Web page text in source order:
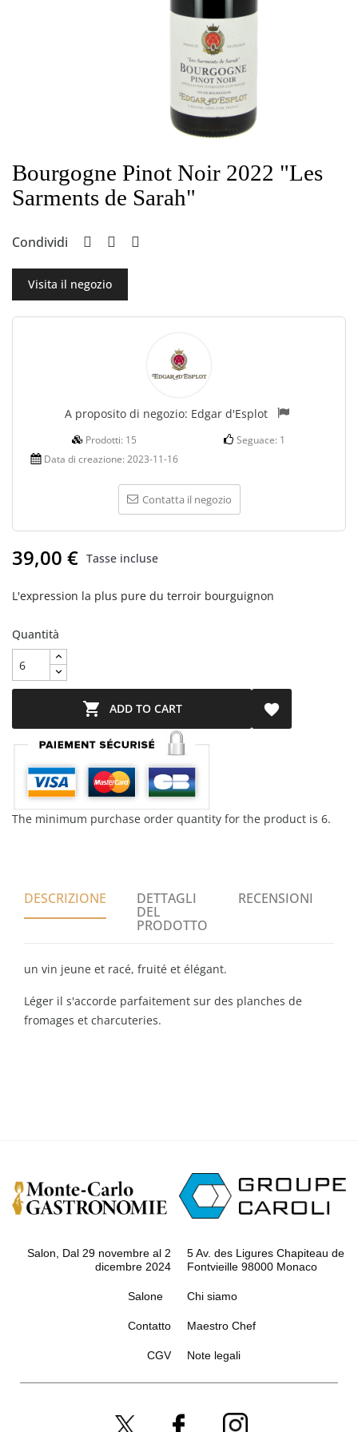
Bourgogne Pinot Noir 2022 "Les
Sarments de Sarah"
Condividi
Visita il negozio
A proposito di negozio: Edgar d'Esplot
Prodotti: 15 Seguace: 1
Data di creazione: 2023-11-16
Contatta il negozio
39,00 € Tasse incluse
L'expression la plus pure du terroir bourguignon
Quantità
 ADD TO CART 
The minimum purchase order quantity for the product is 6.
DESCRIZIONE DETTAGLI
DEL
PRODOTTO
RECENSIONI
un vin jeune et racé, fruité et élégant.
Léger il s'accorde parfaitement sur des planches de
fromages et charcuteries.
Salon, Dal 29 novembre al 2
dicembre 2024
5 Av. des Ligures Chapiteau de
Fontvieille 98000 Monaco
Salone
Contatto
Chi siamo
Maestro Chef
CGV Note legali